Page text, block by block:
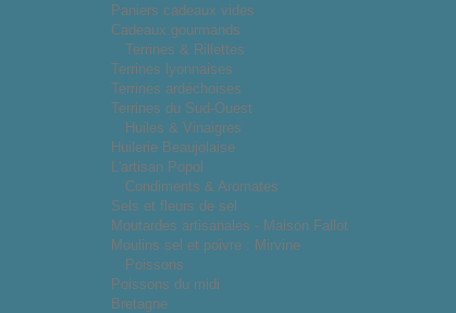
Paniers cadeaux vides
Cadeaux gourmands
Terrines & Rillettes
Terrines lyonnaises
Terrines ardéchoises
Terrines du Sud-Ouest
Huiles & Vinaigres
Huilerie Beaujolaise
L'artisan Popol
Condiments & Aromates
Sels et fleurs de sel
Moutardes artisanales - Maison Fallot
Moulins sel et poivre : Mirvine
Poissons
Poissons du midi
Bretagne